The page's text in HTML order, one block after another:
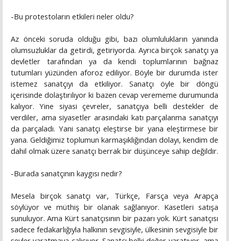
-Bu protestoların etkileri neler oldu?
Az önceki soruda olduğu gibi, bazı olumlulukların yanında
olumsuzluklar da getirdi, getiriyorda. Ayrıca birçok sanatçı ya
devletler tarafından ya da kendi toplumlarının bağnaz
tutumları yüzünden aforoz ediliyor. Böyle bir durumda ister
istemez sanatçıyı da etkiliyor. Sanatçı öyle bir döngü
içerisinde dolaştırılıyor ki bazen cevap verememe durumunda
kalıyor. Yine siyasi çevreler, sanatçıya belli destekler de
verdiler, ama siyasetler arasındaki katı parçalanma sanatçıyı
da parçaladı. Yani sanatçı eleştirse bir yana eleştirmese bir
yana. Geldiğimiz toplumun karmaşıklığından dolayı, kendim de
dahil olmak üzere sanatçı berrak bir düşünceye sahip değildir.
-Burada sanatçının kaygısı nedir?
Mesela birçok sanatçı var, Türkçe, Farsça veya Arapça
söylüyor ve müthiş bir olanak sağlanıyor. Kasetleri satışa
sunuluyor. Ama Kürt sanatçısının bir pazarı yok. Kürt sanatçısı
sadece fedakarlığıyla halkının sevgisiyle, ülkesinin sevgisiyle bir